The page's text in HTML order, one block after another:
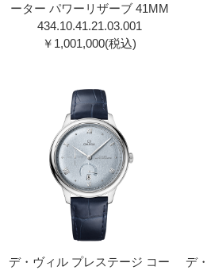
ーター パワーリザーブ 41MM
434.10.41.21.03.001
￥1,001,000(税込)
デ・ヴィル プレステージ コー
デ